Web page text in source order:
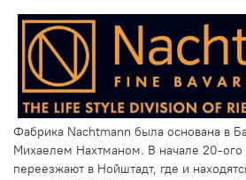
Фабрика Nachtmann была основана в
Михаелем Нахтманом. В начале 20-ого
переезжают в Нойштадт, где и